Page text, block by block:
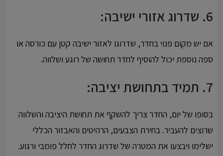
6. שדרוג אזורי ישיבה:
אם יש מקום פנוי בחדר, שדרוגו לאזור ישיבה קטן עם כורסה או
ספה נוספת יכול להוסיף לחדר תחושה של רוגע ושלווה.
7. תמיד בתחושת יציבה:
בסופו של יום, החדר צריך להשקף את תחושת היציבה והשלווה
שרוצים להעביר. בחירת הצבעים, הרהיטים והאבזור הכללי
ישלימו ויבצעו את המטרה של שדרוג החדר לחלל פומבי ורגוע.